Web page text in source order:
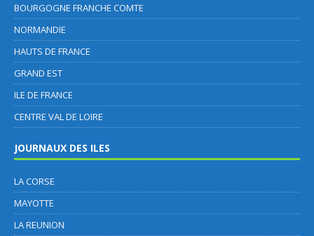
BOURGOGNE FRANCHE COMTE
NORMANDIE
HAUTS DE FRANCE
GRAND EST
ILE DE FRANCE
CENTRE VAL DE LOIRE
JOURNAUX DES ILES
LA CORSE
MAYOTTE
LA REUNION